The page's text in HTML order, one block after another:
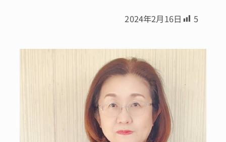
2024年2月16日 5